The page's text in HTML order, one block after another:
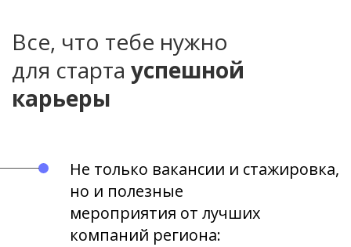
Все, что тебе нужно
для старта успешной
карьеры
Не только вакансии и стажировка,
но и полезные
мероприятия от лучших
компаний региона: